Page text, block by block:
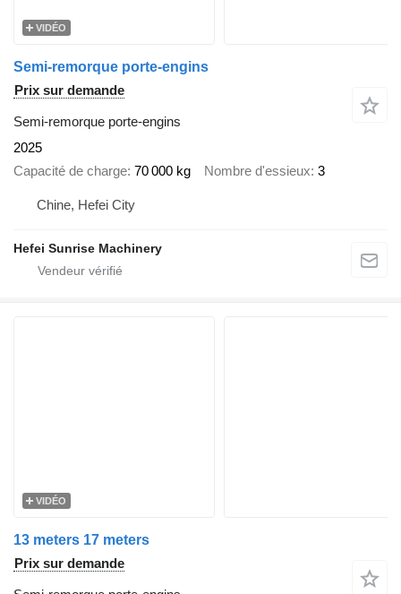
VIDÉO
Semi-remorque porte-engins
Prix sur demande
Semi-remorque porte-engins
2025
Capacité de charge 70 000 kg Nombre d'essieux 3
Chine, Hefei City
Hefei Sunrise Machinery
VIDÉO
13 meters 17 meters
Prix sur demande